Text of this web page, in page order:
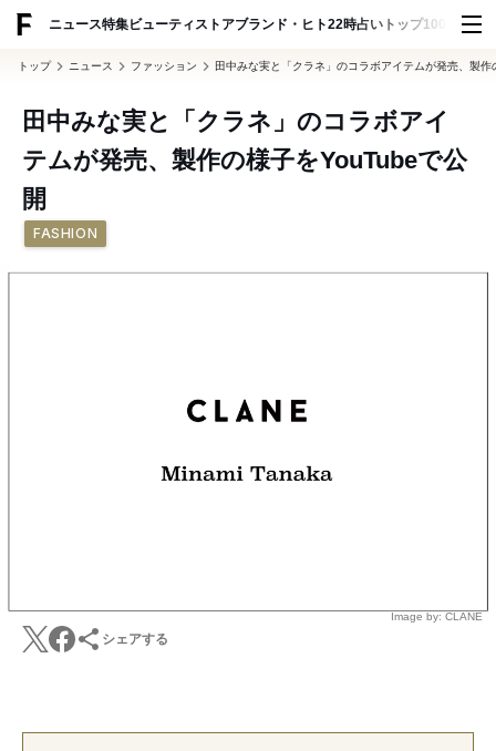
ニュース特集ビューティ ストアブランド・ヒト22時占い トップ100 スナッ
トップ ニュース ファッション 田中みな実と「クラネ」のコラボアイテムが発売、製
田中みな実と「クラネ」のコラボアイ
テムが発売、製作の様子をYouTubeで公
開
FASHION
Image by: CLANE
シェアする